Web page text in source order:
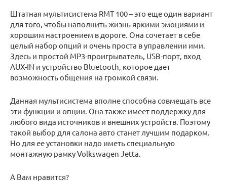
Штатная мультисистема RMT 100 – это еще один вариант
для того, чтобы наполнить жизнь яркими эмоциями и
хорошим настроением в дороге. Она сочетает в себе
целый набор опций и очень проста в управлении ими.
Здесь и простой МР3-проигрыватель, USB-порт, вход
AUX-IN и устройство Bluetooth, которое дает
возможность общения на громкой связи.
Данная мультисистема вполне способна совмещать все
эти функции и опции. Она также имеет поддержку для
любого вида источников и внешних устройств. Поэтому
такой выбор для салона авто станет лучшим подарком.
Но для ее установки надо иметь специальную
монтажную рамку Volkswagen Jetta.
А Вам нравится?